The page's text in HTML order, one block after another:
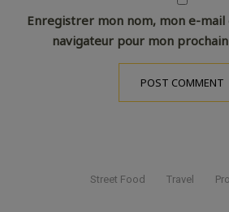
Enregistrer mon nom, mon e-mail
navigateur pour mon
Street Food Travel